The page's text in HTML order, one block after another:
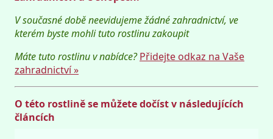
V současné době neevidujeme žádné zahradnictví, ve
kterém byste mohli tuto rostlinu zakoupit
Máte tuto rostlinu v nabídce? Přidejte odkaz na Vaše
zahradnictví »
O této rostlině se můžete dočíst v následujících
článcích